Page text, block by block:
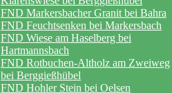
FND Markersbacher Granit bei Bahra
FND Feuchtsenken bei Markersbach
FND Wiese am Haselberg bei
Hartmannsbach
FND Rotbuchen-Altholz am Zweiweg
bei Berggießhübel
FND Hohler Stein bei Oelsen